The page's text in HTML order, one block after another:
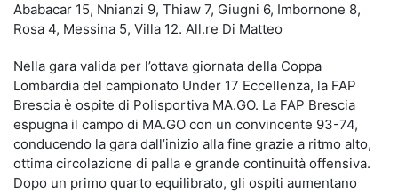
Ababacar 15, Nnianzi 9, Thiaw 7, Giugni 6, Imbornone 8,
Rosa 4, Messina 5, Villa 12. All.re Di Matteo
Nella gara valida per l’ottava giornata della Coppa
Lombardia del campionato Under 17 Eccellenza, la FAP
Brescia è ospite di Polisportiva MA.GO. La FAP Brescia
espugna il campo di MA.GO con un convincente 93-74,
conducendo la gara dall’inizio alla fine grazie a ritmo alto,
ottima circolazione di palla e grande continuità offensiva.
Dopo un primo quarto equilibrato, gli ospiti aumentano